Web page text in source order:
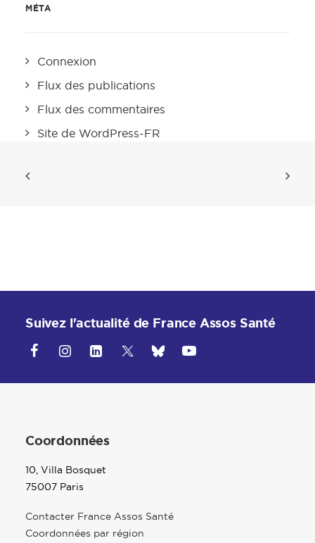
MÉTA
Connexion
Flux des publications
Flux des commentaires
Site de WordPress-FR
Suivez l'actualité de France Assos Santé
Coordonnées
10, Villa Bosquet
75007 Paris
Contacter France Assos Santé
Coordonnées par région